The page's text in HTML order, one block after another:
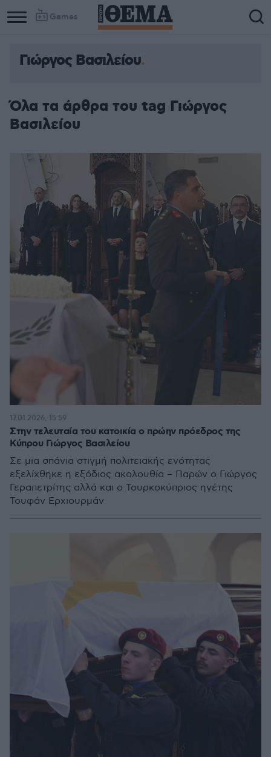
Games
Γιώργος Βασιλείου
Όλα τα άρθρα του tag Γιώργος
Βασιλείου
Στην τελευταία του κατοικία ο πρώην πρόεδρος της
Κύπρου Γιώργος Βασιλείου
Σε μια σπάνια στιγμή πολιτειακής ενότητας
εξελίχθηκε η εξόδιος ακολουθία – Παρών ο Γιώργος
Γεραπετρίτης αλλά και ο Τουρκοκύπριος ηγέτης
Τουφάν Ερχιουρμάν
17.01.2026, 15:59